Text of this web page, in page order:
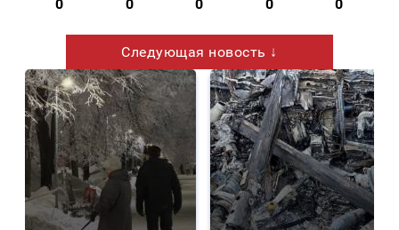
0 0 0 0 0
Следующая новость ↓